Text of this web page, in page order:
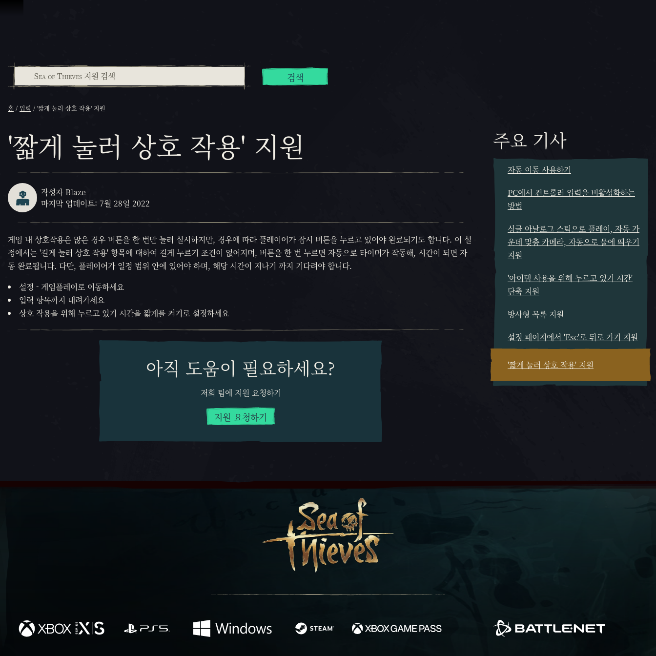
검색
홈 입력 '짧게 눌러 상호 작용' 지원
'짧게 눌러 상호 작용' 지원
작성자 Blaze
마지막 업데이트: 7월 28일 2022
게임 내 상호작용은 많은 경우 버튼을 한 번만 눌러 실시하지만, 경우에 따라 플레이어가 잠시 버튼을 누르고 있어야 완료되기도 합니다. 이 설
정에서는 '길게 눌러 상호 작용' 항목에 대하여 길게 누르기 조건이 없어지며, 버튼을 한 번 누르면 자동으로 타이머가 작동해, 시간이 되면 자
동 완료됩니다. 다만, 플레이어가 일정 범위 안에 있어야 하며, 해당 시간이 지나기 까지 기다려야 합니다.
설정 - 게임플레이로 이동하세요
입력 항목까지 내려가세요
상호 작용을 위해 누르고 있기 시간을 짧게를 켜기로 설정하세요
아직 도움이 필요하세요?
저희 팀에 지원 요청하기
지원 요청하기
주요 기사
자동 이동 사용하기
PC에서 컨트롤러 입력을 비활성화하는
방법
싱글 아날로그 스틱으로 플레이, 자동 가
운데 맞춤 카메라, 자동으로 물에 띄우기
지원
'아이템 사용을 위해 누르고 있기 시간'
단축 지원
방사형 목록 지원
설정 페이지에서 'Esc'로 뒤로 가기 지원
'짧게 눌러 상호 작용' 지원